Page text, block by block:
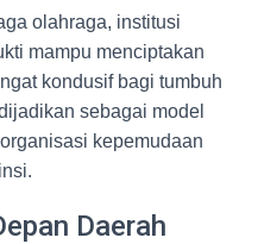
olahraga, institusi
mampu menciptakan
kondusif bagi tumbuh
sebagai model
kepemudaan
Daerah